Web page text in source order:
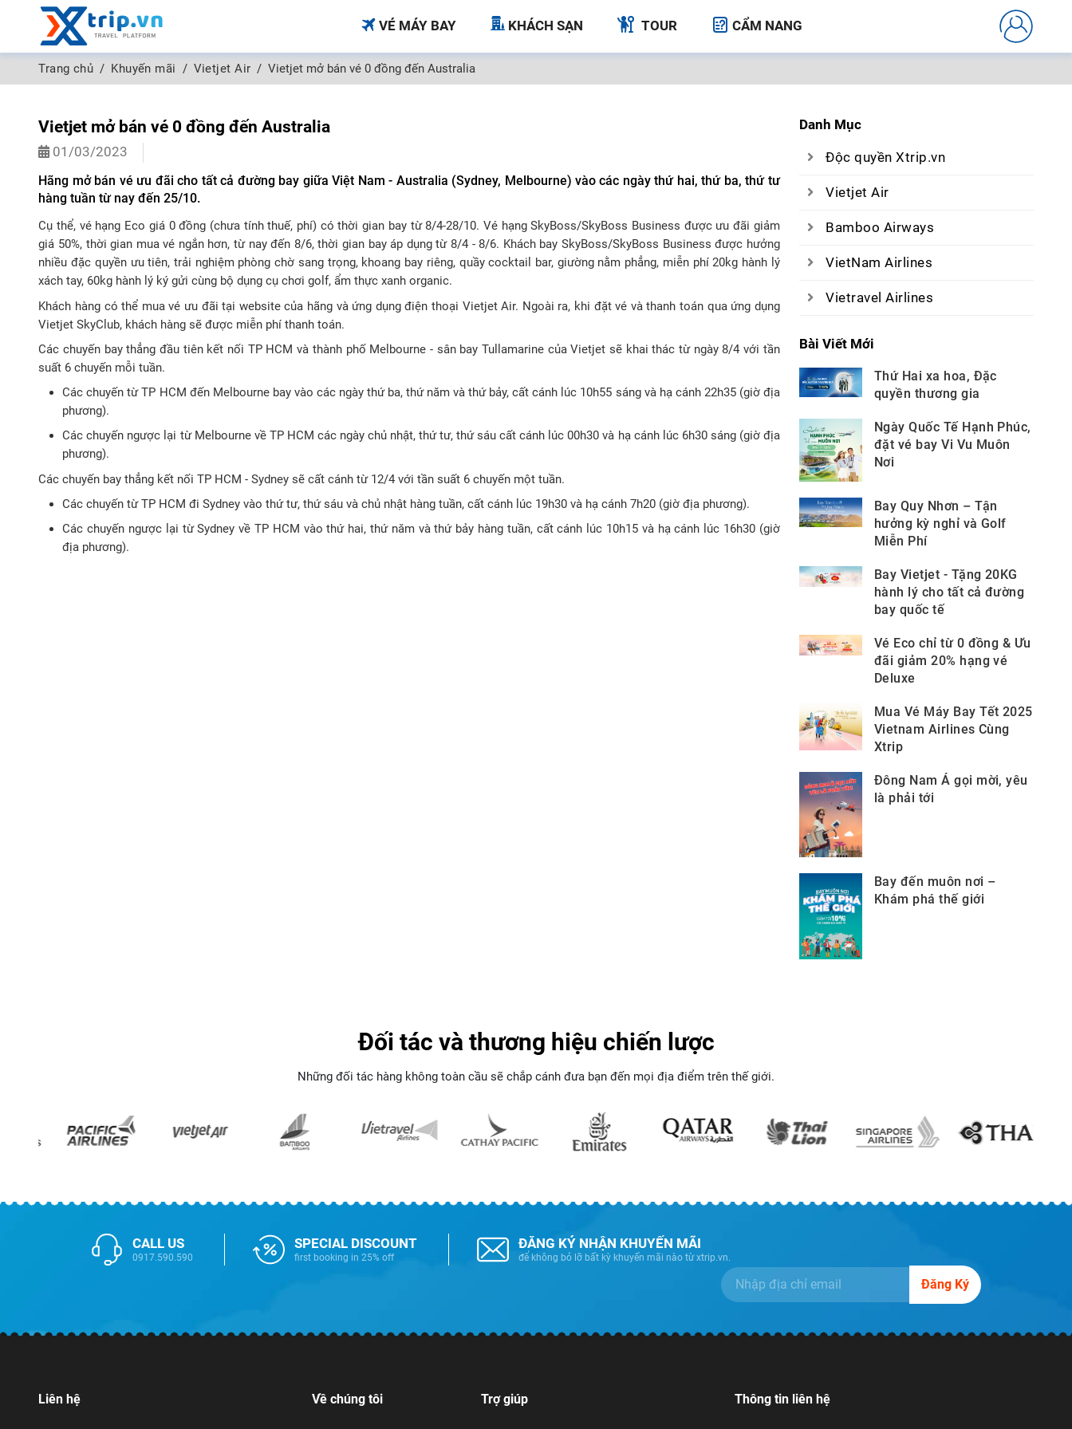
VÉ MÁY BAY KHÁCH SẠN TOUR CẨM NANG
Trang chủ Khuyến mãi Vietjet Air Vietjet mở bán vé 0 đồng đến Australia
Vietjet mở bán vé 0 đồng đến Australia
01/03/2023
Hãng mở bán vé ưu đãi cho tất cả đường bay giữa Việt Nam - Australia (Sydney, Melbourne) vào các ngày thứ hai, thứ ba, thứ tư
hàng tuần từ nay đến 25/10.
Cụ thể, vé hạng Eco giá 0 đồng (chưa tính thuế, phí) có thời gian bay từ 8/4-28/10. Vé hạng SkyBoss/SkyBoss Business được ưu đãi giảm
giá 50%, thời gian mua vé ngắn hơn, từ nay đến 8/6, thời gian bay áp dụng từ 8/4 - 8/6. Khách bay SkyBoss/SkyBoss Business được hưởng
nhiều đặc quyền ưu tiên, trải nghiệm phòng chờ sang trọng, khoang bay riêng, quầy cocktail bar, giường nằm phẳng, miễn phí 20kg hành lý
xách tay, 60kg hành lý ký gửi cùng bộ dụng cụ chơi golf, ẩm thực xanh organic.
Khách hàng có thể mua vé ưu đãi tại website của hãng và ứng dụng điện thoại Vietjet Air. Ngoài ra, khi đặt vé và thanh toán qua ứng dụng
Vietjet SkyClub, khách hàng sẽ được miễn phí thanh toán.
Các chuyến bay thẳng đầu tiên kết nối TP HCM và thành phố Melbourne - sân bay Tullamarine của Vietjet sẽ khai thác từ ngày 8/4 với tần
suất 6 chuyến mỗi tuần.
Các chuyến từ TP HCM đến Melbourne bay vào các ngày thứ ba, thứ năm và thứ bảy, cất cánh lúc 10h55 sáng và hạ cánh 22h35 (giờ địa
phương).
Các chuyến ngược lại từ Melbourne về TP HCM các ngày chủ nhật, thứ tư, thứ sáu cất cánh lúc 00h30 và hạ cánh lúc 6h30 sáng (giờ địa
phương).
Các chuyến bay thẳng kết nối TP HCM - Sydney sẽ cất cánh từ 12/4 với tần suất 6 chuyến một tuần.
Các chuyến từ TP HCM đi Sydney vào thứ tư, thứ sáu và chủ nhật hàng tuần, cất cánh lúc 19h30 và hạ cánh 7h20 (giờ địa phương).
Các chuyến ngược lại từ Sydney về TP HCM vào thứ hai, thứ năm và thứ bảy hàng tuần, cất cánh lúc 10h15 và hạ cánh lúc 16h30 (giờ
địa phương).
Danh Mục
Độc quyền Xtrip.vn
Vietjet Air
Bamboo Airways
VietNam Airlines
Vietravel Airlines
Bài Viết Mới
Thứ Hai xa hoa, Đặc
quyền thương gia
Ngày Quốc Tế Hạnh Phúc,
đặt vé bay Vi Vu Muôn
Nơi
Bay Quy Nhơn – Tận
hưởng kỳ nghỉ và Golf
Miễn Phí
Bay Vietjet - Tặng 20KG
hành lý cho tất cả đường
bay quốc tế
Vé Eco chỉ từ 0 đồng & Ưu
đãi giảm 20% hạng vé
Deluxe
Mua Vé Máy Bay Tết 2025
Vietnam Airlines Cùng
Xtrip
Đông Nam Á gọi mời, yêu
là phải tới
Bay đến muôn nơi –
Khám phá thế giới
Đối tác và thương hiệu chiến lược
Những đối tác hàng không toàn cầu sẽ chắp cánh đưa bạn đến mọi địa điểm trên thế giới.
CALL US
0917.590.590
SPECIAL DISCOUNT
first booking in 25% off
ĐĂNG KÝ NHẬN KHUYẾN MÃI
để không bỏ lỡ bất kỳ khuyến mãi nào từ xtrip.vn.
Đăng Ký
Liên hệ Về chúng tôi Trợ giúp Thông tin liên hệ